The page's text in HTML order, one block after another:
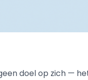
doel op zich —